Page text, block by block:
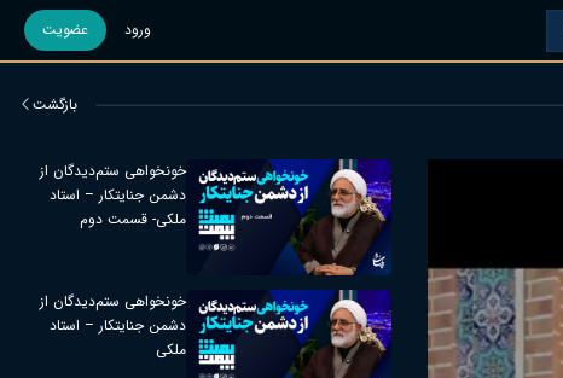
ورود عضویت
بازگشت
خونخواهی ستم‌دیدگان از
دشمن جنایتکار – استاد
ملکی- قسمت دوم
خونخواهی ستم‌دیدگان از
دشمن جنایتکار – استاد
ملکی